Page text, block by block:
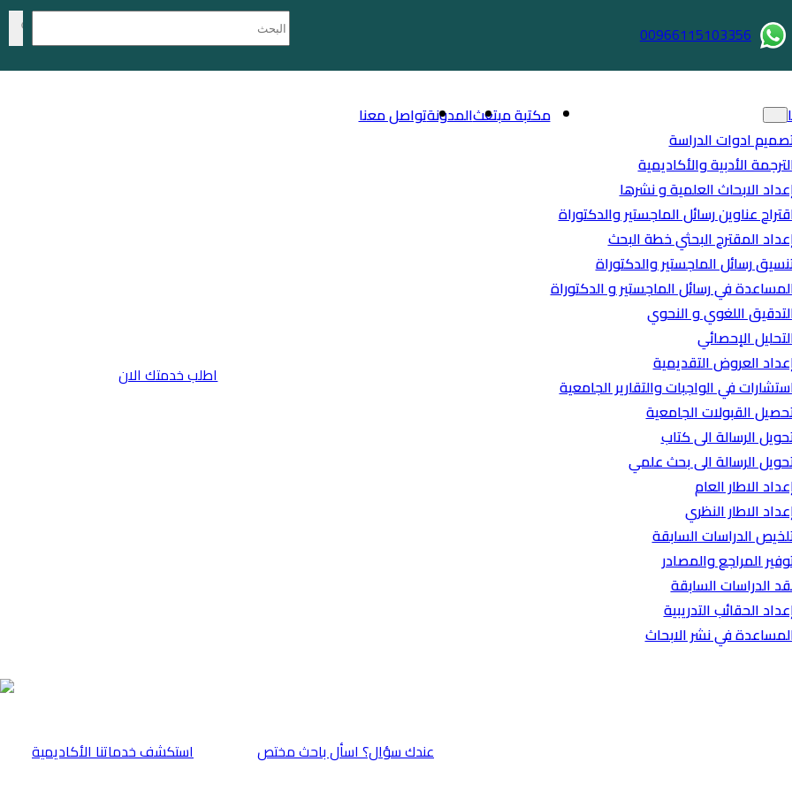
00966115103356
ادوات الدراسة
الأدبية والأكاديمية
الابحاث العلمية و نشرها
عناوين رسائل الماجستير والدكتوراة
المقترح البحثي خطة البحث
رسائل الماجستير والدكتوراة
في رسائل الماجستير و الدكتوراة
اللغوي و النحوي
الإحصائي
العروض التقديمية
في الواجبات والتقارير الجامعية
القبولات الجامعية
الرسالة الى كتاب
الرسالة الى بحث علمي
الاطار العام
الاطار النظري
الدراسات السابقة
المراجع والمصادر
الدراسات السابقة
الحقائب التدريبية
في نشر الابحاث
مكتبة مبتعثالمدونةتواصل معنا
اطلب خدمتك الان
⁠استكشف خدماتنا الأكاديمية عندك سؤال؟ اسأل باحث مختص